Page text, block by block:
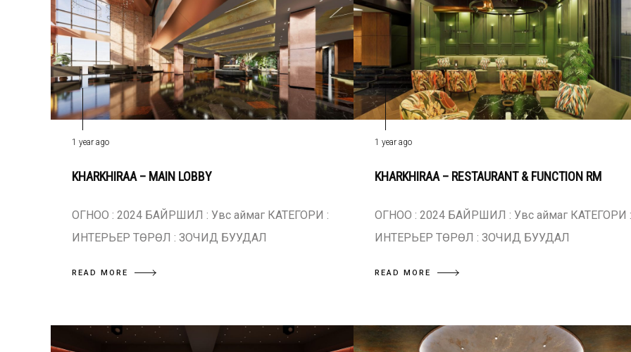
1 year ago
KHARKHIRAA – MAIN LOBBY
ОГНОО : 2024 БАЙРШИЛ : Увс аймаг КАТЕГОРИ :
ИНТЕРЬЕР ТӨРӨЛ : ЗОЧИД БУУДАЛ
READ MORE
1 year ago
KHARKHIRAA – RESTAURANT & FUNCTION RM
ОГНОО : 2024 БАЙРШИЛ : Увс аймаг КАТЕГОРИ :
ИНТЕРЬЕР ТӨРӨЛ : ЗОЧИД БУУДАЛ
READ MORE